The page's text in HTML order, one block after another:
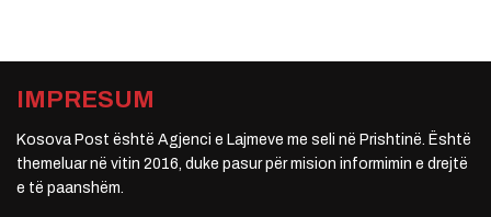
IMPRESUM
Kosova Post është Agjenci e Lajmeve me seli në Prishtinë. Është
themeluar në vitin 2016, duke pasur për mision informimin e drejtë
e të paanshëm.